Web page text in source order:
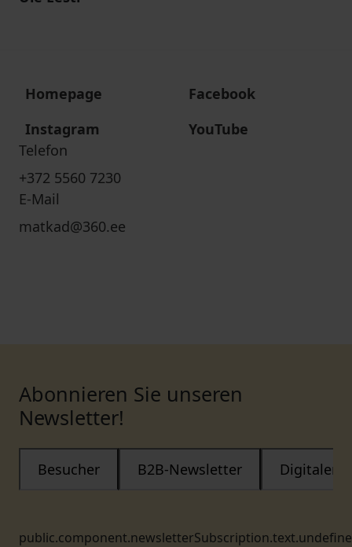
Homepage
Facebook
Instagram
YouTube
Telefon
+372 5560 7230
E-Mail
matkad@360.ee
Abonnieren Sie unseren
Newsletter!
Besucher B2B-Newsletter Digitaler